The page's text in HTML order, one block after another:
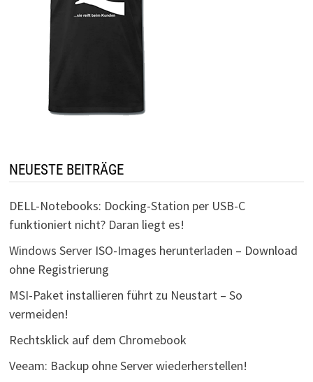
NEUESTE BEITRÄGE
DELL-Notebooks: Docking-Station per USB-C
funktioniert nicht? Daran liegt es!
Windows Server ISO-Images herunterladen – Download
ohne Registrierung
MSI-Paket installieren führt zu Neustart – So
vermeiden!
Rechtsklick auf dem Chromebook
Veeam: Backup ohne Server wiederherstellen!